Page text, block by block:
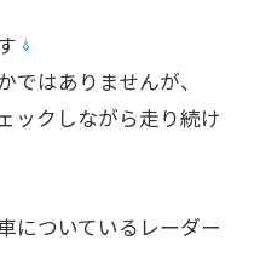
はありませんが、
ックしながら走り続け
についているレーダー